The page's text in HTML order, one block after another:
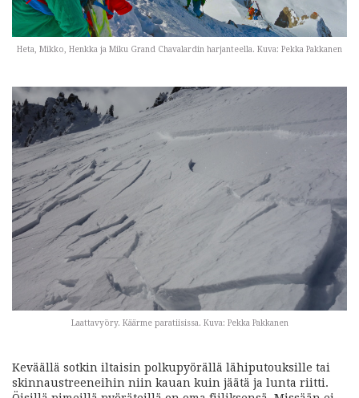
Heta, Mikko, Henkka ja Miku Grand Chavalardin harjanteella. Kuva: Pekka Pakkanen
Laattavyöry. Käärme paratiisissa. Kuva: Pekka Pakkanen
Keväällä sotkin iltaisin polkupyörällä lähiputouksille tai
skinnaustreeneihin niin kauan kuin jäätä ja lunta riitti.